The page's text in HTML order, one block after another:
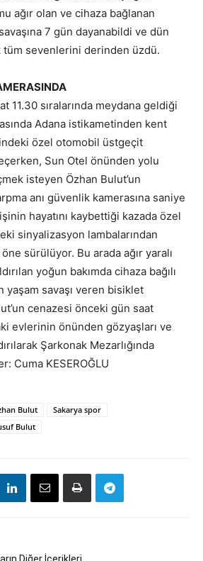
ağır olan ve cihaza bağlanan
7 gün dayanabildi ve dün
tüm sevenlerini derinden üzdü.
11.30 sıralarında meydana geldiği
Adana istikametinden kent
özel otomobil üstgeçit
Sun Otel önünden yolu
isteyen Özhan Bulut’un
anı güvenlik kamerasına saniye
hayatını kaybettiği kazada özel
sinyalizasyon lambalarından
öne sürülüyor. Bu arada ağır yaralı
yoğun bakımda cihaza bağılı
yaşam savaşı veren bisiklet
cenazesi önceki gün saat
evlerinin önünden gözyaşları ve
Şarkonak Mezarlığında
Cuma KESEROĞLU
Bulut
Sakarya spor
Bulut